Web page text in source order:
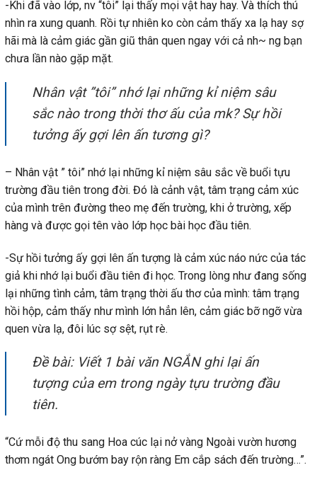
-Khi đã vào lớp, nv “tôi” lại thấy mọi vật hay hay. Và thích thú
nhìn ra xung quanh. Rồi tự nhiên ko còn cảm thấy xa lạ hay sợ
hãi mà là cảm giác gần giũ thân quen ngay với cả nh~ ng bạn
chưa lần nào gặp mặt.
Nhân vật ”tôi” nhớ lại những kỉ niệm sâu
sắc nào trong thời thơ ấu của mk? Sự hồi
tưởng ấy gợi lên ấn tương gì?
– Nhân vật ” tôi” nhớ lại những kỉ niệm sâu sắc về buổi tựu
trường đầu tiên trong đời. Đó là cảnh vật, tâm trạng cảm xúc
của mình trên đường theo mẹ đến trường, khi ở trường, xếp
hàng và được gọi tên vào lớp học bài học đầu tiên.
-Sự hồi tưởng ấy gợi lên ấn tượng là cảm xúc náo nức của tác
giả khi nhớ lại buổi đầu tiên đi học. Trong lòng như đang sống
lại những tình cảm, tâm trạng thời ấu thơ của mình: tâm trạng
hồi hộp, cảm thấy như mình lớn hẳn lên, cảm giác bỡ ngỡ vừa
quen vừa lạ, đôi lúc sợ sệt, rụt rè.
Đề bài: Viết 1 bài văn NGẮN ghi lại ấn
tượng của em trong ngày tựu trường đầu
tiên.
“Cứ mỗi độ thu sang Hoa cúc lại nở vàng Ngoài vườn hương
thơm ngát Ong bướm bay rộn ràng Em cắp sách đến trường…”.